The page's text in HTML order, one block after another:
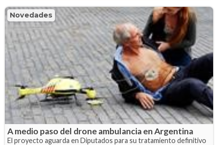
Novedades
A medio paso del drone ambulancia en Argentina
El proyecto aguarda en Diputados para su tratamiento definitivo